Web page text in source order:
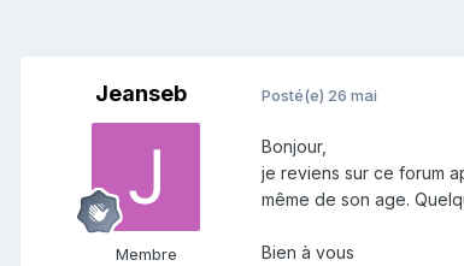
Jeanseb
Membre
Posté(e) 26 mai
Bonjour,
je reviens sur ce forum
même de son age.
Bien à vous